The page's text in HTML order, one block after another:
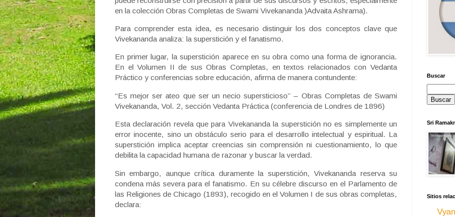
en la colección Obras Completas de Swami Vivekananda )Advaita Ashrama).
Para comprender esta idea, es necesario distinguir los dos conceptos clave que
Vivekananda analiza: la superstición y el fanatismo.
En primer lugar, la superstición aparece en su obra como una forma de ignorancia.
En el Volumen II de sus Obras Completas, en textos relacionados con Vedanta
Práctico y conferencias sobre educación, afirma de manera contundente:
“Es mejor ser ateo que ser un necio supersticioso” – Obras Completas de Swami
Vivekananda, Vol. 2, sección Vedanta Práctica (conferencia de Londres de 1896)
Esta declaración revela que para Vivekananda la superstición no es simplemente un
error inocente, sino un obstáculo serio para el desarrollo intelectual y espiritual. La
superstición implica aceptar creencias sin comprensión ni cuestionamiento, lo que
debilita la capacidad humana de razonar y buscar la verdad.
Sin embargo, aunque crítica duramente la superstición, Vivekananda reserva su
condena más severa para el fanatismo. En su célebre discurso en el Parlamento de
las Religiones de Chicago (1893), recogido en el Volumen I de sus obras completas,
declara:
Buscar
Sri
Sitios